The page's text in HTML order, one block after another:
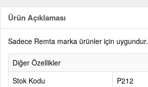
Ürün Açıklaması
Sadece Remta marka ürünler için uygundur.
Diğer Özellikler
Stok Kodu
P212